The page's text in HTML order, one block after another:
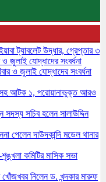
ট্যাবলেট উদ্ধার, গ্রেপ্তার ৩
জুলাই যোদ্ধাদের সংবর্ধনা
ও জুলাই যোদ্ধাদের সংবর্ধনা
আটক ১, পরোয়ানাভুক্ত আরও
সদস্য সচিব হলেন সালাউদ্দিন
পেলেন দাউদকান্দি মডেল থানার
কমিটির মাসিক সভা
খোঁজখবর নিলেন ড. খন্দকার মারুফ